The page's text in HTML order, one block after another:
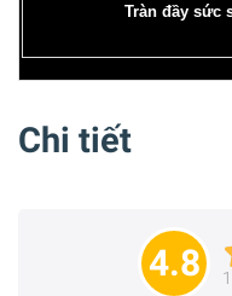
Tràn đầy sức
Chi tiết
4.8 1